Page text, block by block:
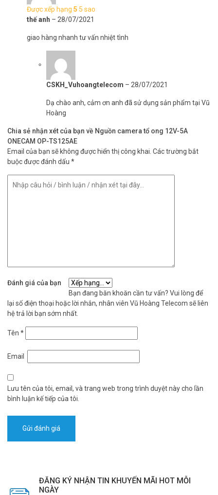
Được xếp hạng 5 5 sao
thế anh – 28/07/2021
giao hàng nhanh tư vấn nhiệt tình
CSKH_Vuhoangtelecom – 28/07/2021
Dạ chào anh, cảm ơn anh đã sử dụng sản phẩm tại Vũ
Hoàng
Chia sẻ nhận xét của bạn về Nguồn camera tổ ong 12V-5A
ONECAM OP-TS125AE
Email của bạn sẽ không được hiển thị công khai. Các trường bắt
buộc được đánh dấu *
Đánh giá của bạn
Bạn đang băn khoăn cần tư vấn? Vui lòng để
lại số điện thoại hoặc lời nhắn, nhân viên Vũ Hoàng Telecom sẽ liên
hệ trả lời bạn sớm nhất.
Tên *
Email
Lưu tên của tôi, email, và trang web trong trình duyệt này cho lần
bình luận kế tiếp của tôi.
ĐĂNG KÝ NHẬN TIN KHUYẾN MÃI HOT MỖI
NGÀY